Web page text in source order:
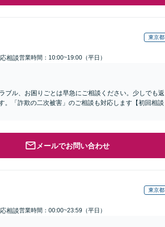
東京都
相談営業時間：10:00~19:00（平日）
ブル、お困りごとは早急にご相談ください。少しでも返
「詐欺の二次被害」のご相談も対応します【初回相談
メールでお問い合わせ
東京都
相談営業時間：00:00~23:59（平日）